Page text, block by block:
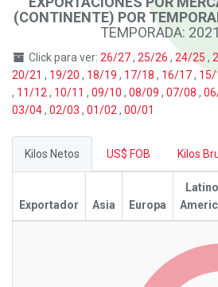
(CONTINENTE) POR
TEMPORADA:
Click para ver: 26/27, 25/26 , 24/25 ,
20/21 , 19/20 , 18/19 , 17/18 , 16/17, 15/
, 11/12 , 10/11 , 09/10 , 08/09 , 07/08 ,
03/04, 02/03 , 01/02 , 00/01
Kilos Netos US$ FOB Kilos
Exportador Asia Europa
Latino